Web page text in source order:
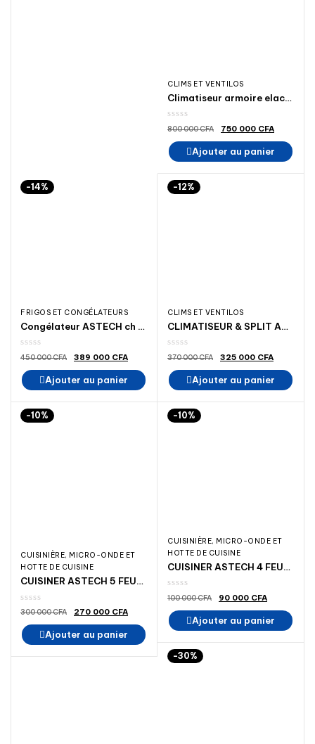
CLIMS ET VENTILOS
Climatiseur armoire elactron 24000BTU 3 CV
800 000CFA Le
prix
initial
était :
750 000 CFA
actuel
est :
750
Ajouter au panier
-14%
FRIGOS ET CONGÉLATEURS
Congélateur ASTECH ch 800GM
450 000CFA Le
prix
initial
était :
389 000 CFA
actuel
est :
389
Ajouter au panier
-12%
CLIMS ET VENTILOS
CLIMATISEUR & SPLIT ASTECH 24000BTU 3 CV A++
370 000CFA Le
prix
initial
était :
325 000 CFA
actuel
est :
325
Ajouter au panier
-10%
CUISINIÈRE, MICRO-ONDE ET
HOTTE DE CUISINE
CUISINER ASTECH 5 FEUX 90/60 CM
300 000CFA Le
prix
initial
était :
270 000 CFA
actuel
est :
270
000 CFA.
Ajouter au panier
-10%
CUISINIÈRE, MICRO-ONDE ET
HOTTE DE CUISINE
CUISINER ASTECH 4 FEUX 50/50 AVEC GRILLE
100 000CFA Le
prix
initial
était :
90 000 CFA
actuel
est :
Ajouter au panier
-30%